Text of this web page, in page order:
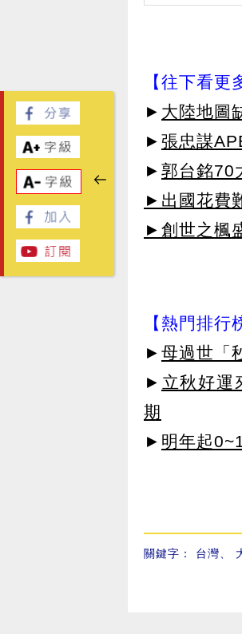
【往下看更
► 大陸地圖
► 張忠謀
► 郭台銘70
►出國花費
►創世之楓
【熱門排行
► 母過世「
► 立秋好運
期
► 明年起
關鍵字： 台灣